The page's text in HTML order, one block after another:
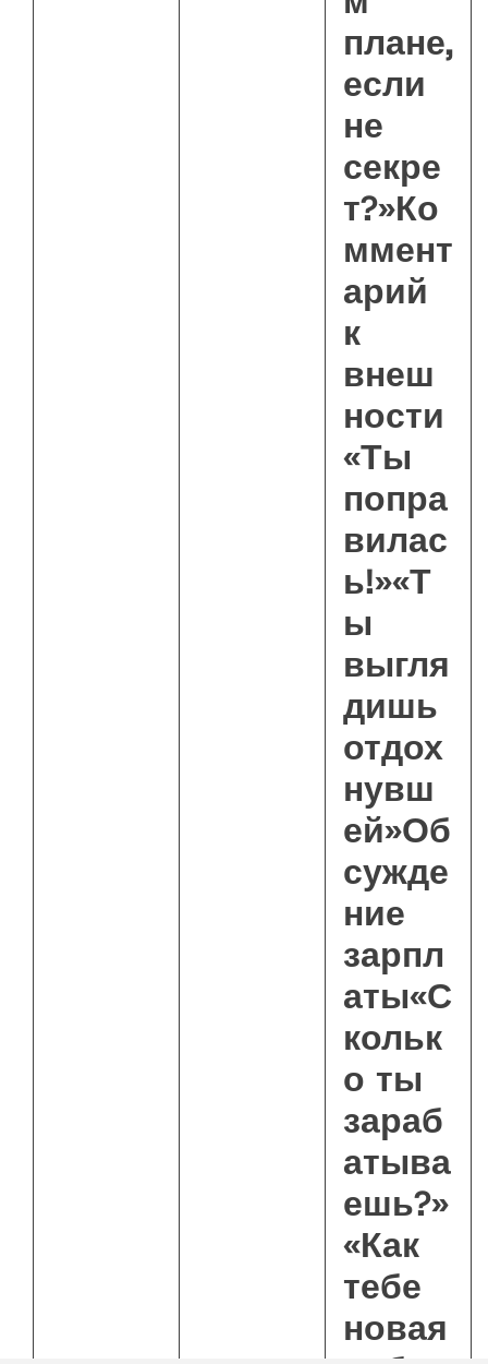
плане,
если
не
секре
т?»Ко
ммент
арий
к
внеш
ности
«Ты
попра
вилас
ь!»«Т
ы
выгля
дишь
отдох
нувш
ей»Об
сужде
ние
зарпл
аты«С
кольк
о ты
зараб
атыва
ешь?»
«Как
тебе
новая